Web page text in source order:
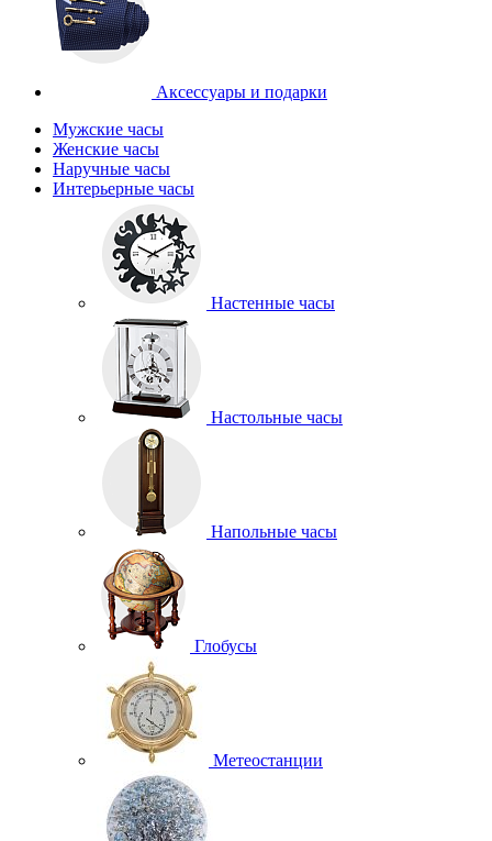
Аксессуары и подарки
Мужские часы
Женские часы
Наручные часы
Интерьерные часы
Настенные часы
Настольные часы
Напольные часы
Глобусы
Метеостанции